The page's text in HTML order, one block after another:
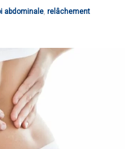
abdominale,relâchement